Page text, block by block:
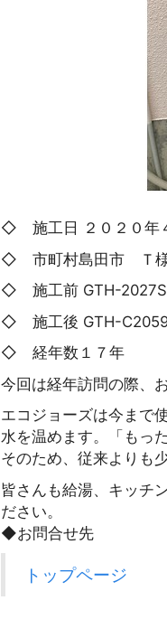
◇ 施工日 ２０２０年
◇ 市町村島田市 Ｔ
◇ 施工前 GTH-
◇ 施工後 GTH-
◇ 経年数１７年
今回は経年訪問の際、
エコジョーズは今まで
水を温めます。「もっ
そのため、従来よりも
皆さんも給湯、キッチ
ださい。
◆お問合せ先
トップページ